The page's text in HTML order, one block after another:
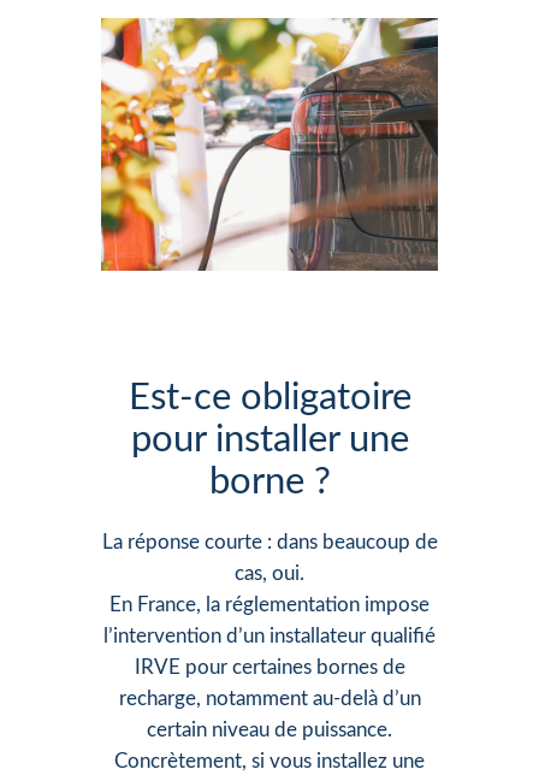
Est-ce obligatoire
pour installer une
borne ?
La réponse courte : dans beaucoup de
cas, oui.
En France, la réglementation impose
l’intervention d’un installateur qualifié
IRVE pour certaines bornes de
recharge, notamment au-delà d’un
certain niveau de puissance.
Concrètement, si vous installez une